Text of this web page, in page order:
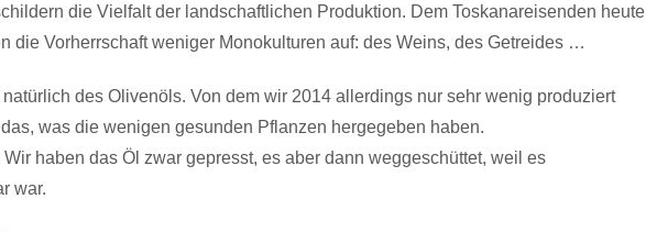
die Vielfalt der landschaftlichen Produktion. Dem Toskanareisenden heute
die Vorherrschaft weniger Mono­kulturen auf: des Weins, des Getreides …
des Olivenöls. Von dem wir 2014 allerdings nur sehr wenig produziert
was die wenigen gesunden Pflanzen hergegeben haben.
Wir haben das Öl zwar gepresst, es aber dann weggeschüttet, weil es
war.